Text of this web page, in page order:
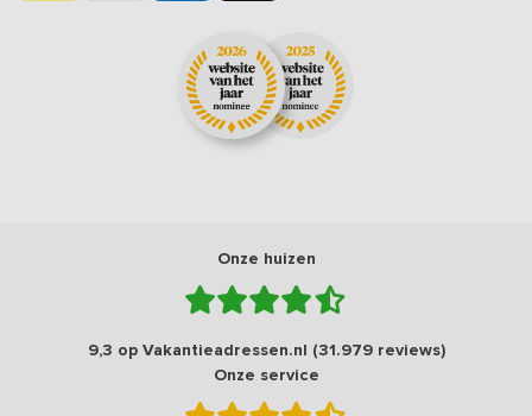
Onze huizen
9,3 op Vakantieadressen.nl (31.979 reviews)
Onze service